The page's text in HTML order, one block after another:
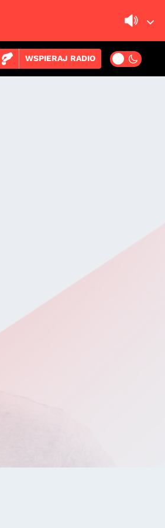
WSPIERAJ RADIO